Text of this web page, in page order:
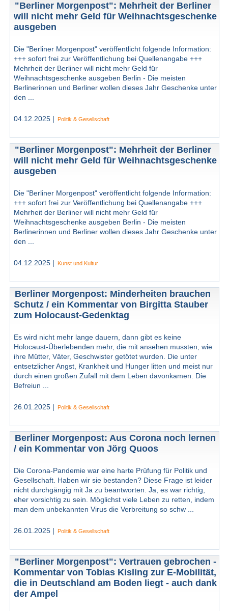
"Berliner Morgenpost": Mehrheit der Berliner
will nicht mehr Geld für Weihnachtsgeschenke
ausgeben
Die "Berliner Morgenpost" veröffentlicht folgende Information:
+++ sofort frei zur Veröffentlichung bei Quellenangabe +++
Mehrheit der Berliner will nicht mehr Geld für
Weihnachtsgeschenke ausgeben Berlin - Die meisten
Berlinerinnen und Berliner wollen dieses Jahr Geschenke unter
den ...
04.12.2025 | Politik & Gesellschaft
"Berliner Morgenpost": Mehrheit der Berliner
will nicht mehr Geld für Weihnachtsgeschenke
ausgeben
Die "Berliner Morgenpost" veröffentlicht folgende Information:
+++ sofort frei zur Veröffentlichung bei Quellenangabe +++
Mehrheit der Berliner will nicht mehr Geld für
Weihnachtsgeschenke ausgeben Berlin - Die meisten
Berlinerinnen und Berliner wollen dieses Jahr Geschenke unter
den ...
04.12.2025 | Kunst und Kultur
Berliner Morgenpost: Minderheiten brauchen
Schutz / ein Kommentar von Birgitta Stauber
zum Holocaust-Gedenktag
Es wird nicht mehr lange dauern, dann gibt es keine
Holocaust-Überlebenden mehr, die mit ansehen mussten, wie
ihre Mütter, Väter, Geschwister getötet wurden. Die unter
entsetzlicher Angst, Krankheit und Hunger litten und meist nur
durch einen großen Zufall mit dem Leben davonkamen. Die
Befreiun ...
26.01.2025 | Politik & Gesellschaft
Berliner Morgenpost: Aus Corona noch lernen
/ ein Kommentar von Jörg Quoos
Die Corona-Pandemie war eine harte Prüfung für Politik und
Gesellschaft. Haben wir sie bestanden? Diese Frage ist leider
nicht durchgängig mit Ja zu beantworten. Ja, es war richtig,
eher vorsichtig zu sein. Möglichst viele Leben zu retten, indem
man dem unbekannten Virus die Verbreitung so schw ...
26.01.2025 | Politik & Gesellschaft
"Berliner Morgenpost": Vertrauen gebrochen -
Kommentar von Tobias Kisling zur E-Mobilität,
die in Deutschland am Boden liegt - auch dank
der Ampel